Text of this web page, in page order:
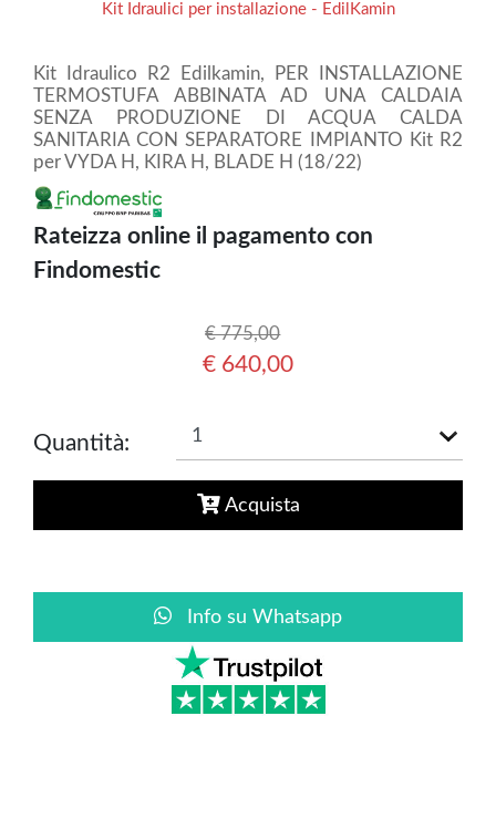
Kit Idraulici per installazione - EdilKamin
Kit Idraulico R2 Edilkamin, PER INSTALLAZIONE
TERMOSTUFA ABBINATA AD UNA CALDAIA
SENZA PRODUZIONE DI ACQUA CALDA
SANITARIA CON SEPARATORE IMPIANTO Kit R2
per VYDA H, KIRA H, BLADE H (18/22)
Rateizza online il pagamento con
Findomestic
€ 775,00
€ 640,00
Quantità:
Acquista
Info su Whatsapp